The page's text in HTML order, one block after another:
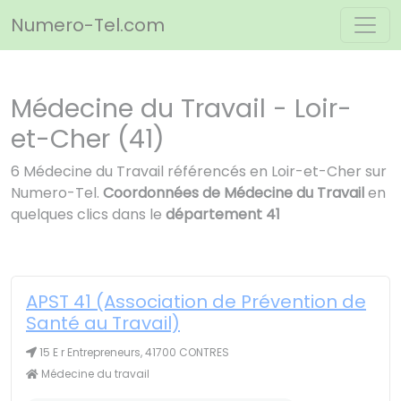
Numero-Tel.com
Médecine du Travail - Loir-
et-Cher (41)
6 Médecine du Travail référencés en Loir-et-Cher sur
Numero-Tel. Coordonnées de Médecine du Travailen
quelques clics dans le département 41
APST 41 (Association de Prévention de
Santé au Travail)
15 E r Entrepreneurs, 41700 CONTRES
Médecine du travail